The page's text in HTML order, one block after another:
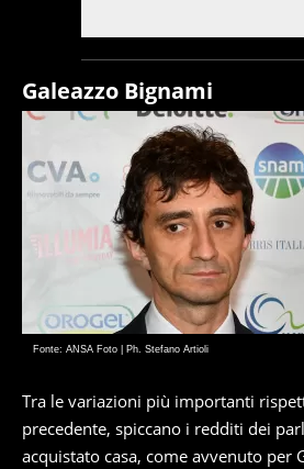
Galeazzo Bignami
Fonte: ANSA Foto | Ph. Stefano Artioli
Tra le variazioni più importanti
precedente, spiccano i redditi dei
acquistato casa, come avvenuto per